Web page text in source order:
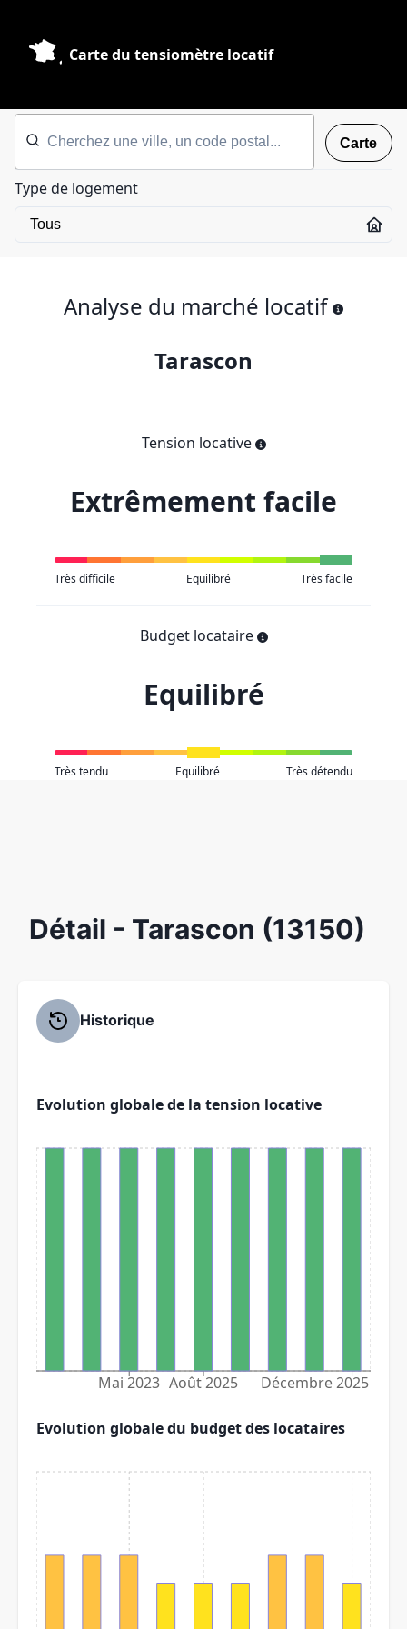
Carte du tensiomètre locatif
Carte
Type de logement
Analyse du marché locatif
Tarascon
Tension locative
Extrêmement facile
Très difficile Equilibré Très facile
Budget locataire
Equilibré
Très tendu Equilibré Très détendu
Détail - Tarascon (13150)
Historique
Evolution globale de la tension locative
Mai 2023 Août 2025 Décembre 2025
Evolution globale du budget des locataires